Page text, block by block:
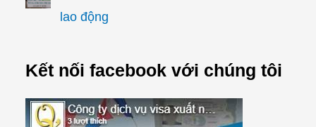
lao động
Kết nối facebook với chúng tôi